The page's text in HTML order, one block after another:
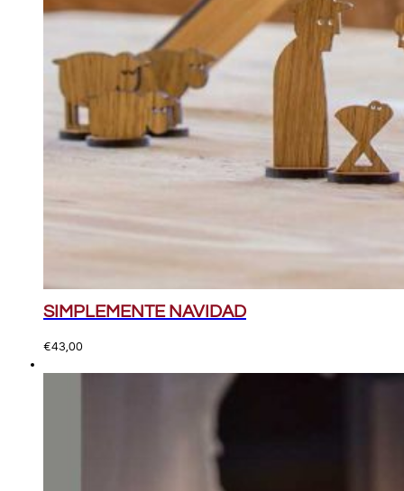
SIMPLEMENTE NAVIDAD
€43,00